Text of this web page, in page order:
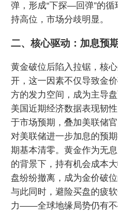
弹，形成“下探—回弹”的
持高位，市场分歧明显。
二、核心驱动：加息预
黄金破位后陷入拉锯，核
开，这一因素不仅导致金
方的发力空间，成为主导盘
美国近期经济数据表现韧
于市场预期，叠加美联储
对美联储进一步加息的预
期基本清零。黄金作为无
的背景下，持有机会成本
盘纷纷撤离，成为金价破位
与此同时，避险买盘的疲
力——全球地缘局势仍有不